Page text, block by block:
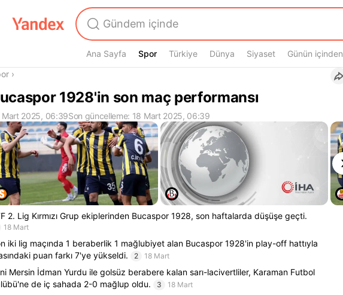
Ana Sayfa Spor
Spor Türkiye Dünya Siyaset Günün içinden
›
1928'in son maç performansı
Mart 2025, 06:39Son güncelleme: 18 Mart 2025, 06:39
2. Lig Kırmızı Grup ekiplerinden Bucaspor 1928, son haftalarda düşüşe geçti.
18 Mart
iki lig maçında 1 beraberlik 1 mağlubiyet alan Bucaspor 1928'in play-off hattıyla
puan farkı 7'ye yükseldi.
2 18 Mart
Mersin İdman Yurdu ile golsüz berabere kalan sarı-lacivertliler, Karaman Futbol
de iç sahada 2-0 mağlup oldu.
3 18 Mart